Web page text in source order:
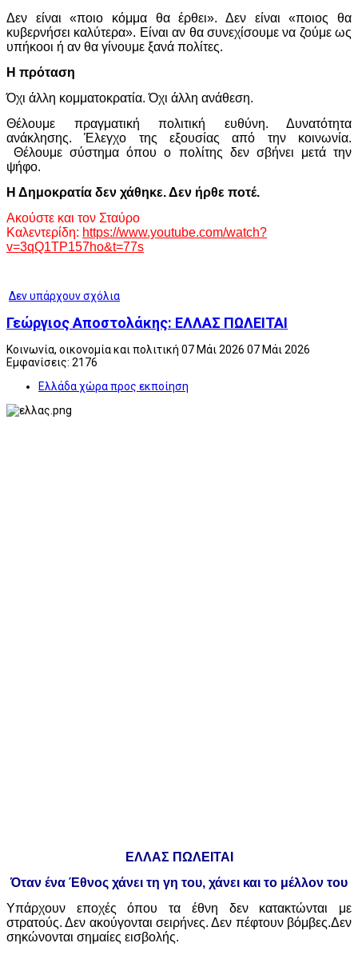
Δεν είναι «ποιο κόμμα θα έρθει». Δεν είναι «ποιος θα
κυβερνήσει καλύτερα». Είναι αν θα συνεχίσουμε να ζούμε ως
υπήκοοι ή αν θα γίνουμε ξανά πολίτες.
Η πρόταση
Όχι άλλη κομματοκρατία. Όχι άλλη ανάθεση.
Θέλουμε πραγματική πολιτική ευθύνη. Δυνατότητα
ανάκλησης. Έλεγχο της εξουσίας από την κοινωνία.
Θέλουμε σύστημα όπου ο πολίτης δεν σβήνει μετά την
ψήφο.
Η Δημοκρατία δεν χάθηκε. Δεν ήρθε ποτέ.
Ακούστε και τον Σταύρο
Καλεντερίδη: https://www.youtube.com/watch?
v=3qQ1TP157ho&t=77s
Δεν υπάρχουν σχόλια
Γεώργιος Αποστολάκης: ΕΛΛΑΣ ΠΩΛΕΙΤΑΙ
Κοινωνία, οικονομία και πολιτική 07 Μάι 2026 07 Μάι 2026
Εμφανίσεις: 2176
Ελλάδα χώρα προς εκποίηση
ΕΛΛΑΣ ΠΩΛΕΙΤΑΙ
Όταν ένα Έθνος χάνει τη γη του, χάνει και το μέλλον του
Υπάρχουν εποχές όπου τα έθνη δεν κατακτώνται με
στρατούς. Δεν ακούγονται σειρήνες. Δεν πέφτουν βόμβες.Δεν
σηκώνονται σημαίες εισβολής.